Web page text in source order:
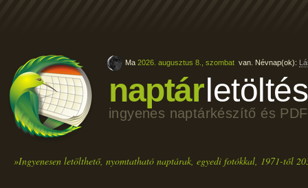
naptárletöltés
ingyenes naptárkészítő és
»Ingyenesen letölthető, nyomtatható naptárak, egyedi fotókkal, 1971-től
Ma 2026. augusztus 8., szombat van. Névnap(ok):